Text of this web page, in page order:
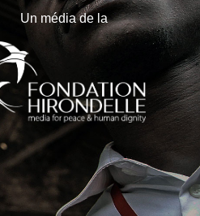
Un média de la